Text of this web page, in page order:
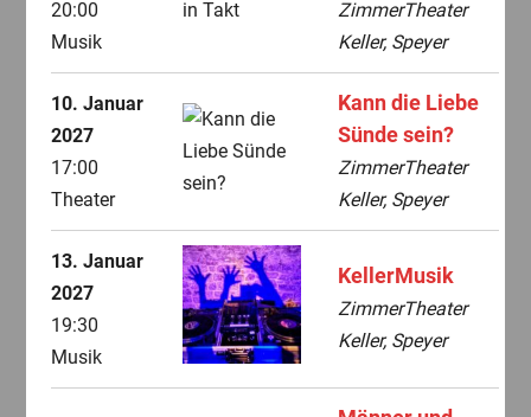
20:00
Musik
ZimmerTheater
Keller, Speyer
10. Januar
2027
17:00
Theater
Kann die Liebe
Sünde sein?
ZimmerTheater
Keller, Speyer
13. Januar
2027
19:30
Musik
KellerMusik
ZimmerTheater
Keller, Speyer